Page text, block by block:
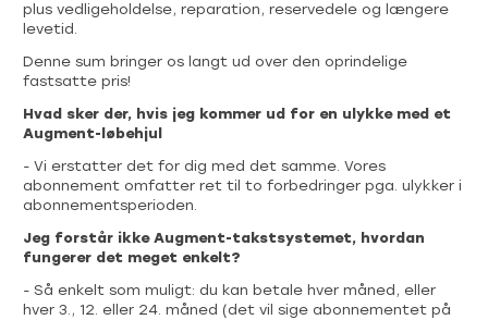
plus vedligeholdelse, reparation, reservedele og længere
levetid.
Denne sum bringer os langt ud over den oprindelige
fastsatte pris!
Hvad sker der, hvis jeg kommer ud for en ulykke med et
Augment-løbehjul
- Vi erstatter det for dig med det samme. Vores
abonnement omfatter ret til to forbedringer pga. ulykker i
abonnementsperioden.
Jeg forstår ikke Augment-takstsystemet, hvordan
fungerer det meget enkelt?
- Så enkelt som muligt: du kan betale hver måned, eller
hver 3., 12. eller 24. måned (det vil sige abonnementet på